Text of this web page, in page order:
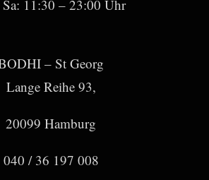
11:30 – 23:00 Uhr
– St Georg
Lange Reihe 93,
20099 Hamburg
040 / 36 197 008